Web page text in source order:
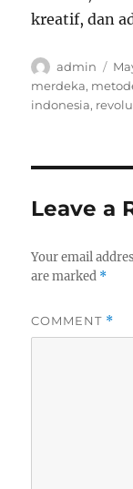
kreatif, dan
Author
admin
on
merdeka,
indonesia,
Leave a
Your email
are marked *
COMMENT *